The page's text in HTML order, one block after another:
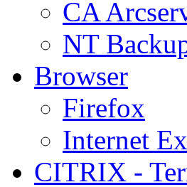
CA
NT
Browser
Firefox
Internet
CITRIX -